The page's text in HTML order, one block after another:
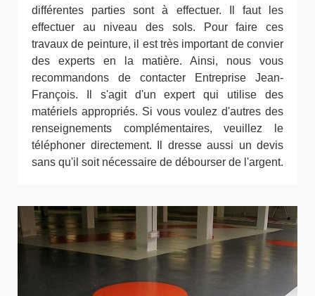
différentes parties sont à effectuer. Il faut les
effectuer au niveau des sols. Pour faire ces
travaux de peinture, il est très important de convier
des experts en la matière. Ainsi, nous vous
recommandons de contacter Entreprise Jean-
François. Il s'agit d'un expert qui utilise des
matériels appropriés. Si vous voulez d'autres des
renseignements complémentaires, veuillez le
téléphoner directement. Il dresse aussi un devis
sans qu'il soit nécessaire de débourser de l'argent.